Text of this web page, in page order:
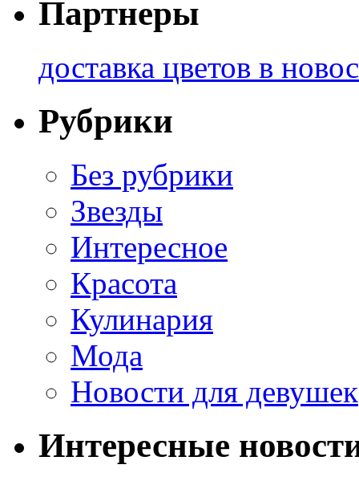
Партнеры
доставка цветов в
Рубрики
Без рубрики
Звезды
Интересное
Красота
Кулинария
Мода
Новости для девушек
Интересные